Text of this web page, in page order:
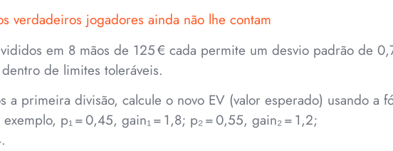
verdadeiros jogadores ainda não lhe contam
em 8 mãos de 125 € cada permite um desvio padrão de
de limites toleráveis.
a primeira divisão, calcule o novo EV (valor esperado) usando a
exemplo, p₁ = 0,45, gain₁ = 1,8; p₂ = 0,55, gain₂ = 1,2;